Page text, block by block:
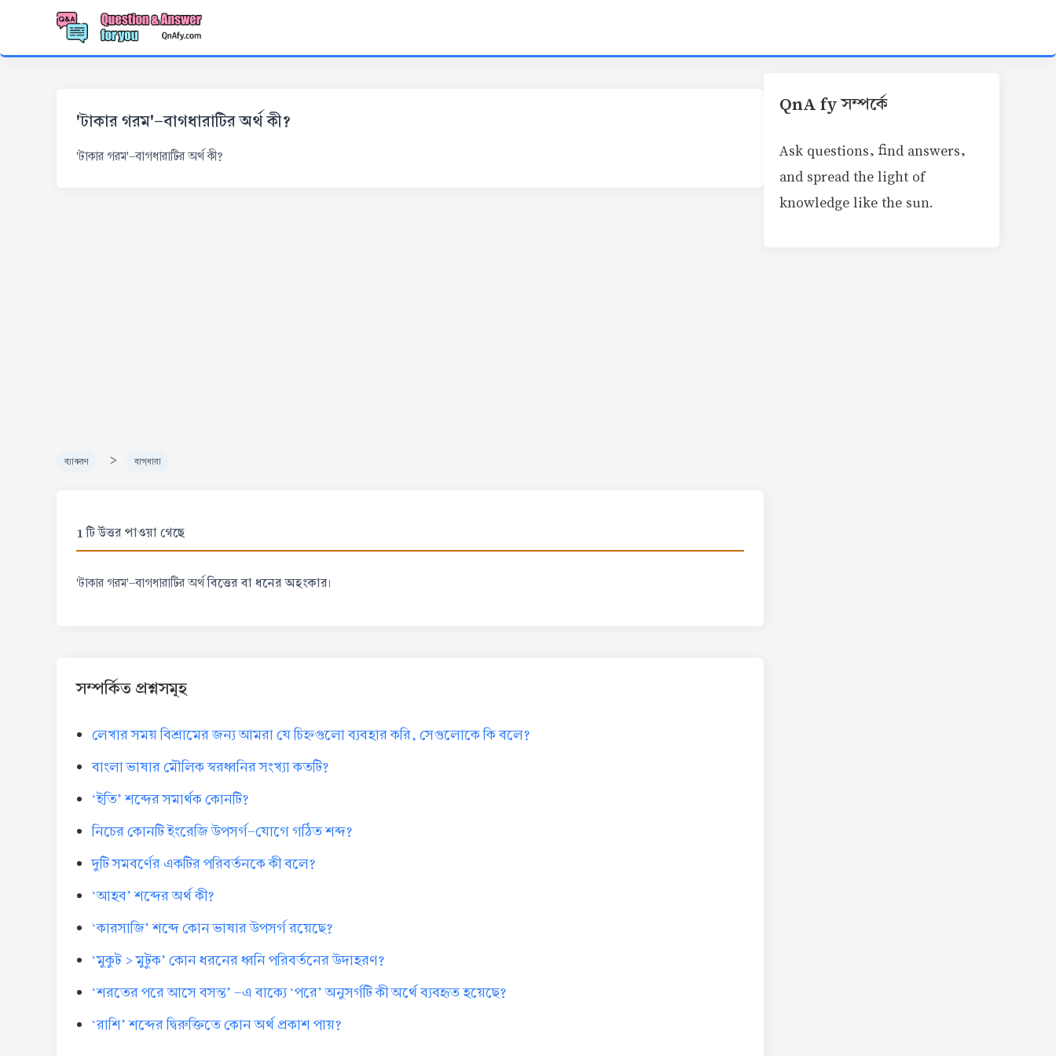
'টাকার গরম'-বাগধারাটির অর্থ কী?
'টাকার গরম'-বাগধারাটির অর্থ কী?
ব্যাকরণ > বাগ্‌ধারা
1 টি উত্তর পাওয়া গেছে
'টাকার গরম'-বাগধারাটির অর্থবিত্তের বা ধনের অহংকার।
সম্পর্কিত প্রশ্নসমূহ
লেখার সময় বিশ্রামের জন্য আমরা যে চিহ্নগুলো ব্যবহার করি, সেগুলোকে কি বলে?
বাংলা ভাষার মৌলিক স্বরধ্বনির সংখ্যা কতটি?
‘ইতি’ শব্দের সমার্থক কোনটি?
নিচের কোনটি ইংরেজি উপসর্গ-যোগে গঠিত শব্দ?
দুটি সমবর্ণের একটির পরিবর্তনকে কী বলে?
‘আহব’ শব্দের অর্থ কী?
‘কারসাজি’ শব্দে কোন ভাষার উপসর্গ রয়েছে?
‘মুকুট > মুটুক’ কোন ধরনের ধ্বনি পরিবর্তনের উদাহরণ?
‘শরতের পরে আসে বসন্ত’ -এ বাক্যে ‘পরে’ অনুসর্গটি কী অর্থে ব্যবহৃত হয়েছে?
‘রাশি’ শব্দের দ্বিরুক্তিতে কোন অর্থ প্রকাশ পায়?
QnA fy সম্পর্কে
Ask questions, find answers,
and spread the light of
knowledge like the sun.